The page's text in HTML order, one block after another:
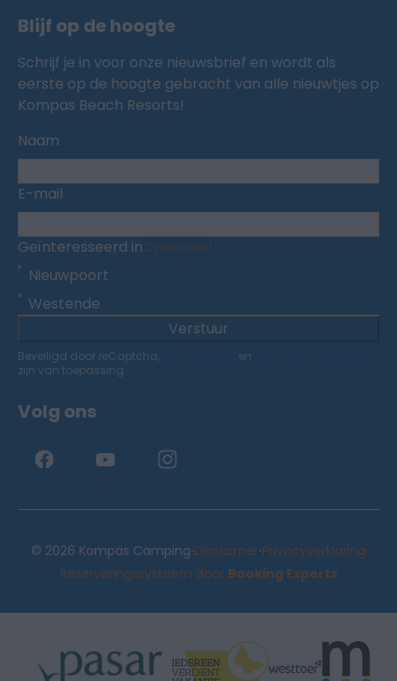
Blijf op de hoogte
Schrijf je in voor onze nieuwsbrief en wordt als
eerste op de hoogte gebracht van alle nieuwtjes op
Kompas Beach Resorts!
Naam
E-mail
Geïnteresseerd in
Nieuwpoort
Westende
Verstuur
Beveiligd door reCaptcha, en
zijn van toepassing.
Volg ons
© 2026 Kompas Camping·Disclaimer·Privacyverklaring
Reserveringssysteem door Booking Experts